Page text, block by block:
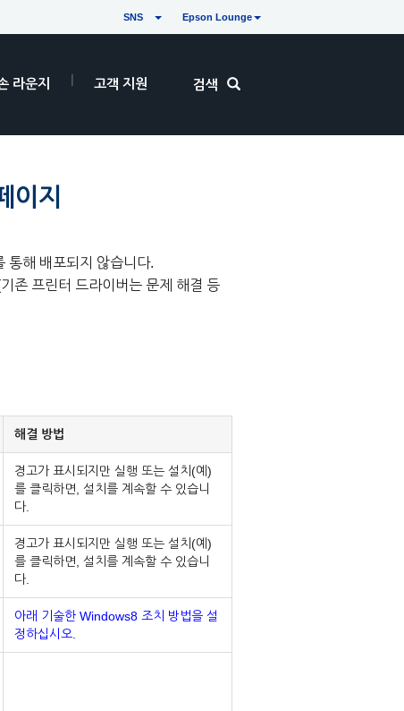
SNS Epson Lounge
라운지 고객 지원 검색
이지
해 배포되지 않습니다.
존 프린터 드라이버는 문제 해결 등
해결 방법
경고가 표시되지만 실행 또는 설치(예)
를 클릭하면, 설치를 계속할 수 있습니
다.
경고가 표시되지만 실행 또는 설치(예)
를 클릭하면, 설치를 계속할 수 있습니
다.
아래 기술한 Windows8 조치 방법을 설
정하십시오.